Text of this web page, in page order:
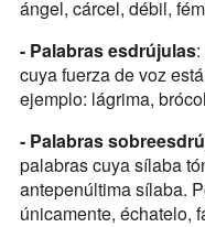
ángel, cárcel, débil,
- Palabras esdrújulas:
cuya fuerza de voz
ejemplo: lágrima,
- Palabras
palabras cuya sílaba
antepenúltima sílaba.
únicamente, échatelo,